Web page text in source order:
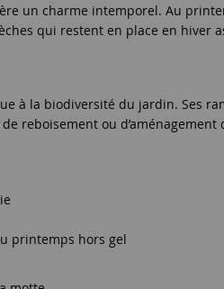
un charme intemporel. Au
qui restent en place en
à la biodiversité du jardin. Ses
reboisement ou d’aménagement
printemps hors gel